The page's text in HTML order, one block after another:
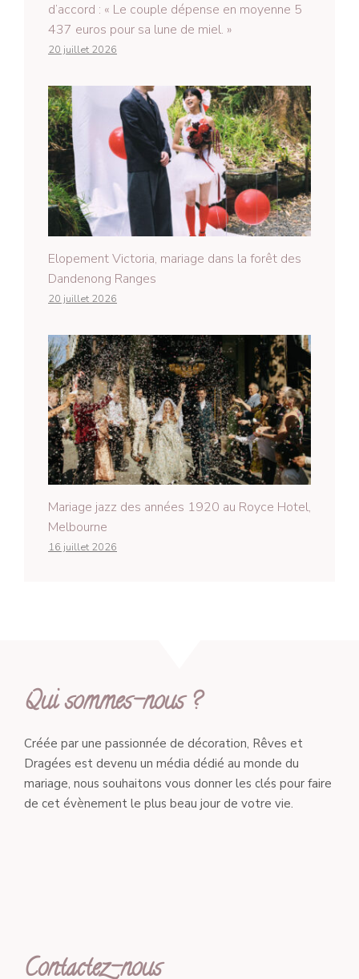
d’accord : « Le couple dépense en moyenne 5
437 euros pour sa lune de miel. »
20 juillet 2026
Elopement Victoria, mariage dans la forêt des
Dandenong Ranges
20 juillet 2026
Mariage jazz des années 1920 au Royce Hotel,
Melbourne
16 juillet 2026
Qui sommes-nous ?
Créée par une passionnée de décoration, Rêves et
Dragées est devenu un média dédié au monde du
mariage, nous souhaitons vous donner les clés pour faire
de cet évènement le plus beau jour de votre vie.
Contactez-nous